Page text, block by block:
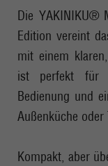
Die YAKINIKU®
Edition vereint
mit einem
ist perfekt für
Bedienung und
Außenküche oder
Kompakt, aber